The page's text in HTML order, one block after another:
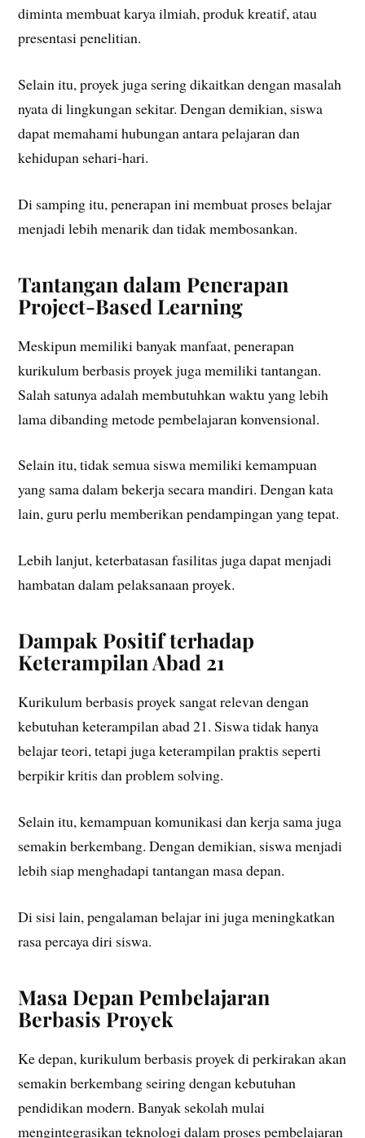
diminta membuat karya ilmiah, produk kreatif, atau
presentasi penelitian.
Selain itu, proyek juga sering dikaitkan dengan masalah
nyata di lingkungan sekitar. Dengan demikian, siswa
dapat memahami hubungan antara pelajaran dan
kehidupan sehari-hari.
Di samping itu, penerapan ini membuat proses belajar
menjadi lebih menarik dan tidak membosankan.
Tantangan dalam Penerapan
Project-Based Learning
Meskipun memiliki banyak manfaat, penerapan
kurikulum berbasis proyek juga memiliki tantangan.
Salah satunya adalah membutuhkan waktu yang lebih
lama dibanding metode pembelajaran konvensional.
Selain itu, tidak semua siswa memiliki kemampuan
yang sama dalam bekerja secara mandiri. Dengan kata
lain, guru perlu memberikan pendampingan yang tepat.
Lebih lanjut, keterbatasan fasilitas juga dapat menjadi
hambatan dalam pelaksanaan proyek.
Dampak Positif terhadap
Keterampilan Abad 21
Kurikulum berbasis proyek sangat relevan dengan
kebutuhan keterampilan abad 21. Siswa tidak hanya
belajar teori, tetapi juga keterampilan praktis seperti
berpikir kritis dan problem solving.
Selain itu, kemampuan komunikasi dan kerja sama juga
semakin berkembang. Dengan demikian, siswa menjadi
lebih siap menghadapi tantangan masa depan.
Di sisi lain, pengalaman belajar ini juga meningkatkan
rasa percaya diri siswa.
Masa Depan Pembelajaran
Berbasis Proyek
Ke depan, kurikulum berbasis proyek di perkirakan akan
semakin berkembang seiring dengan kebutuhan
pendidikan modern. Banyak sekolah mulai
mengintegrasikan teknologi dalam proses pembelajaran